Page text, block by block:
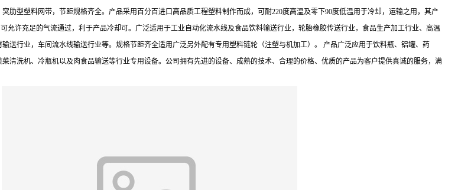
肋型塑料网带，节距规格齐全。产品采用百分百进口高品质工程塑料制作而成，可耐220度高温及零下90度低温用于冷却，运输之用，其产
允许充足的气流通过，利于产品冷却可。广泛适用于工业自动化流水线及食品饮料输送行业，轮胎橡胶传送行业，食品生产加工行业、高温
送行业，车间流水线输送行业等。规格节距齐全适用广泛另外配有专用塑料链轮（注塑与机加工）。 产品广泛应用于饮料瓶、铝罐、药
清洗机、冷瓶机以及肉食品输送等行业专用设备。公司拥有先进的设备、成熟的技术、合理的价格、优质的产品为客户提供真诚的服务，满